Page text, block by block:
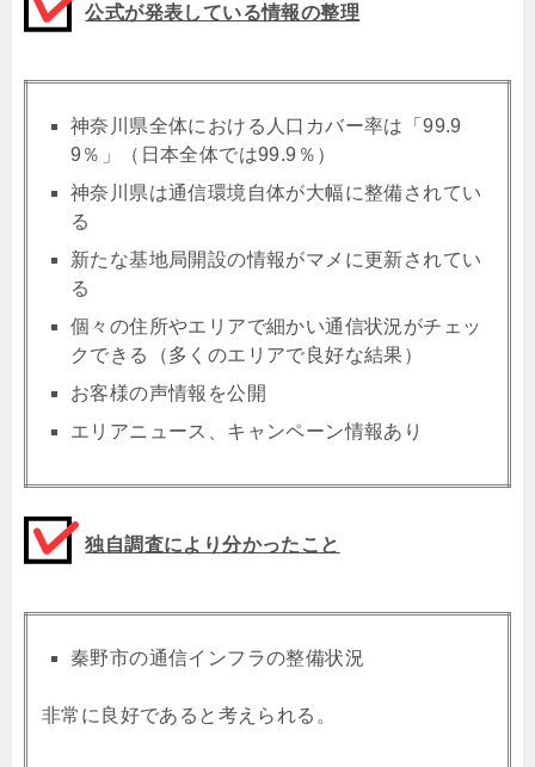
公式が発表している情報の整理
神奈川県全体における人口カバー率は「99.9
9％」（日本全体では99.9％）
神奈川県は通信環境自体が大幅に整備されてい
る
新たな基地局開設の情報がマメに更新されてい
る
個々の住所やエリアで細かい通信状況がチェッ
クできる（多くのエリアで良好な結果）
お客様の声情報を公開
エリアニュース、キャンペーン情報あり
独自調査により分かったこと
秦野市の通信インフラの整備状況
非常に良好であると考えられる。